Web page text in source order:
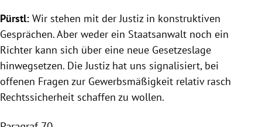
Pürstl: Wir stehen mit der Justiz in konstruktiven
Gesprächen. Aber weder ein Staatsanwalt noch ein
Richter kann sich über eine neue Gesetzeslage
hinwegsetzen. Die Justiz hat uns signalisiert, bei
offenen Fragen zur Gewerbsmäßigkeit relativ rasch
Rechtssicherheit schaffen zu wollen.